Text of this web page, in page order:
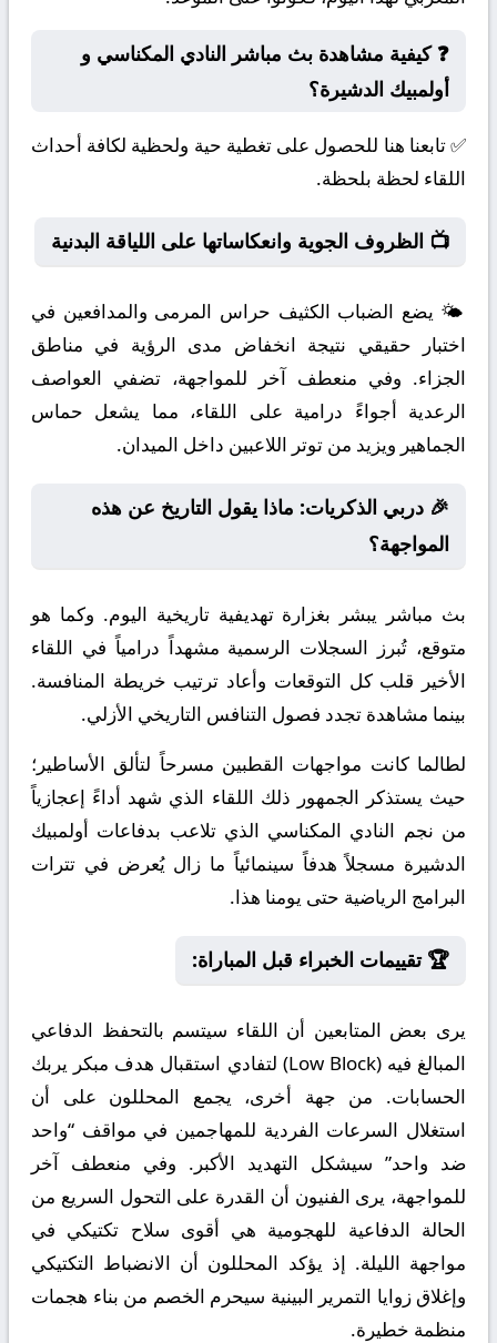
❓ كيفية مشاهدة بث مباشر النادي المكناسي و
أولمبيك الدشيرة؟
✅ تابعنا هنا للحصول على تغطية حية ولحظية لكافة أحداث
اللقاء لحظة بلحظة.
📺 الظروف الجوية وانعكاساتها على اللياقة البدنية
🌤️ يضع الضباب الكثيف حراس المرمى والمدافعين في
اختبار حقيقي نتيجة انخفاض مدى الرؤية في مناطق
الجزاء. وفي منعطف آخر للمواجهة، تضفي العواصف
الرعدية أجواءً درامية على اللقاء، مما يشعل حماس
الجماهير ويزيد من توتر اللاعبين داخل الميدان.
🎉 دربي الذكريات: ماذا يقول التاريخ عن هذه
المواجهة؟
بث مباشر يبشر بغزارة تهديفية تاريخية اليوم. وكما هو
متوقع، تُبرز السجلات الرسمية مشهداً درامياً في اللقاء
الأخير قلب كل التوقعات وأعاد ترتيب خريطة المنافسة.
بينما مشاهدة تجدد فصول التنافس التاريخي الأزلي.
لطالما كانت مواجهات القطبين مسرحاً لتألق الأساطير؛
حيث يستذكر الجمهور ذلك اللقاء الذي شهد أداءً إعجازياً
من نجم النادي المكناسي الذي تلاعب بدفاعات أولمبيك
الدشيرة مسجلاً هدفاً سينمائياً ما زال يُعرض في تترات
البرامج الرياضية حتى يومنا هذا.
🏆 تقييمات الخبراء قبل المباراة:
يرى بعض المتابعين أن اللقاء سيتسم بالتحفظ الدفاعي
المبالغ فيه (Low Block) لتفادي استقبال هدف مبكر يربك
الحسابات. من جهة أخرى، يجمع المحللون على أن
استغلال السرعات الفردية للمهاجمين في مواقف “واحد
ضد واحد” سيشكل التهديد الأكبر. وفي منعطف آخر
للمواجهة، يرى الفنيون أن القدرة على التحول السريع من
الحالة الدفاعية للهجومية هي أقوى سلاح تكتيكي في
مواجهة الليلة. إذ يؤكد المحللون أن الانضباط التكتيكي
وإغلاق زوايا التمرير البينية سيحرم الخصم من بناء هجمات
منظمة خطيرة.